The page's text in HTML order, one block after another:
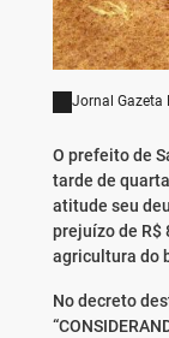
Jornal Gazeta
O prefeito de
tarde de
atitude seu
prejuízo de R$
agricultura do
No decreto